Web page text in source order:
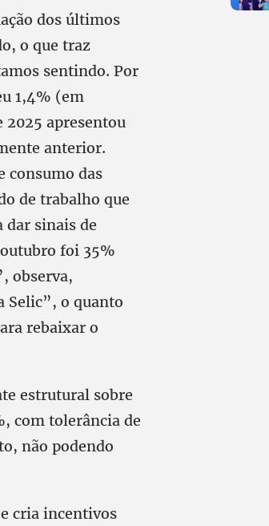
dos últimos
o que traz
sentindo. Por
1,4% (em
apresentou
anterior.
consumo das
de trabalho que
dar sinais de
foi 35%
observa,
Selic”, o quanto
rebaixar o
estrutural sobre
com tolerância de
não podendo
cria incentivos